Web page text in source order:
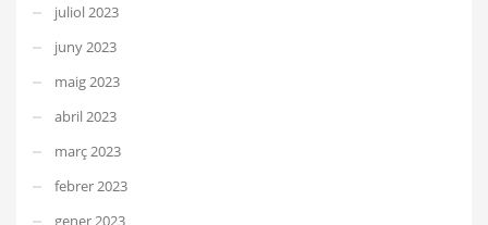
juliol 2023
juny 2023
maig 2023
abril 2023
març 2023
febrer 2023
gener 2023